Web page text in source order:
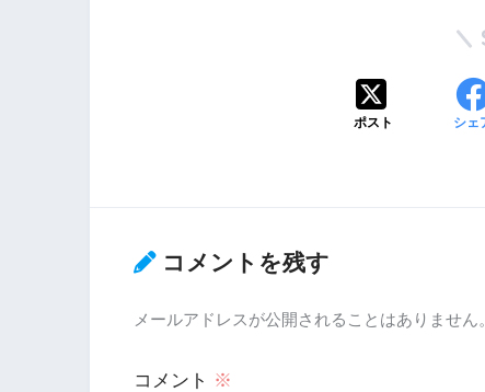
ポスト シェ
コメントを残す
メールアドレスが公開されることはありません。
コメント ※